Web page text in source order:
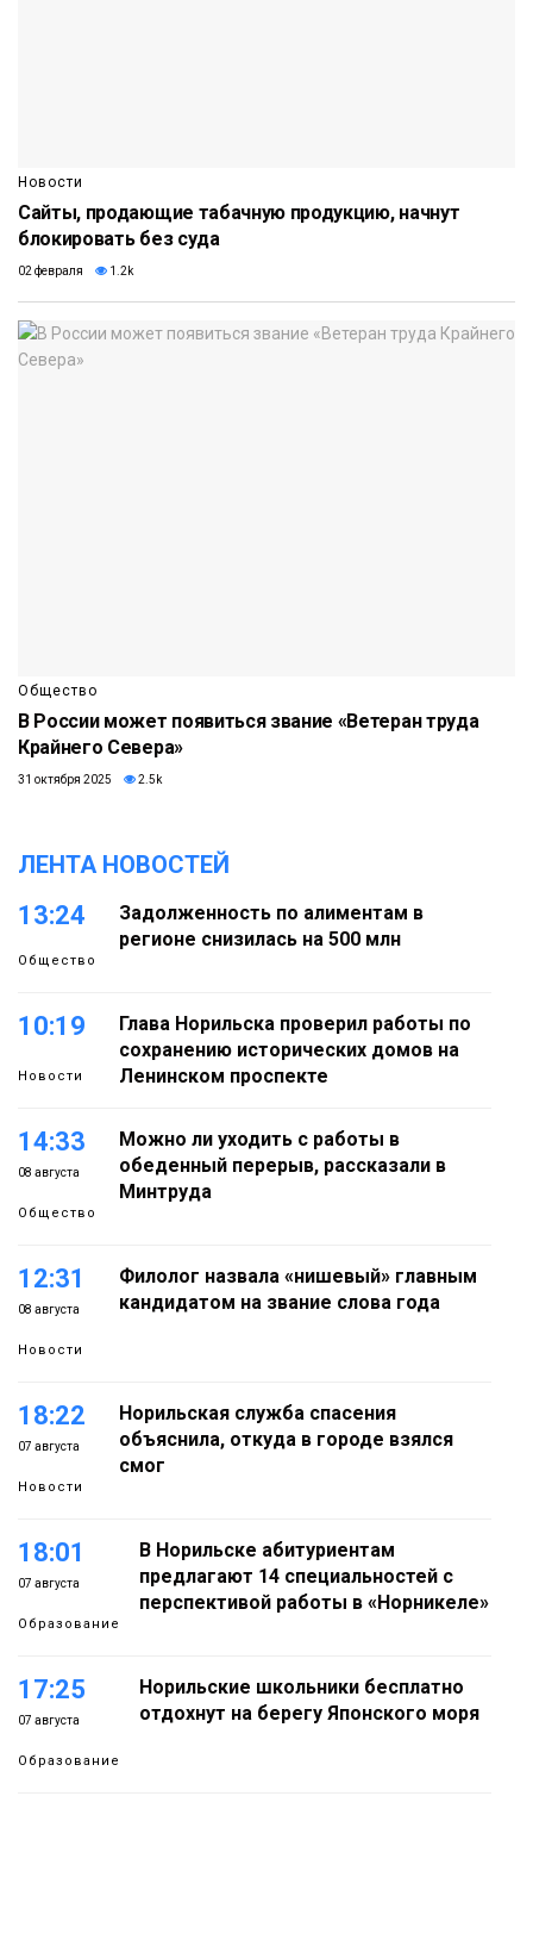
Новости
Сайты, продающие табачную продукцию, начнут
блокировать без суда
02 февраля 1.2k
Общество
В России может появиться звание «Ветеран труда
Крайнего Севера»
31 октября 2025 2.5k
ЛЕНТА НОВОСТЕЙ
13:24
Общество
Задолженность по алиментам в
регионе снизилась на 500 млн
10:19
Новости
Глава Норильска проверил работы по
сохранению исторических домов на
Ленинском проспекте
14:33
08 августа
Общество
Можно ли уходить с работы в
обеденный перерыв, рассказали в
Минтруда
12:31
08 августа
Новости
Филолог назвала «нишевый» главным
кандидатом на звание слова года
18:22
07 августа
Новости
Норильская служба спасения
объяснила, откуда в городе взялся
смог
18:01
07 августа
Образование
В Норильске абитуриентам
предлагают 14 специальностей с
перспективой работы в «Норникеле»
17:25
07 августа
Образование
Норильские школьники бесплатно
отдохнут на берегу Японского моря